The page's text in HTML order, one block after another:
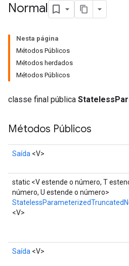
Normal
Nesta página
Métodos Públicos
Métodos herdados
Métodos Públicos
classe final pública
Métodos Públicos
Saída <V>
static <V estende o número, T
número, U estende o número>
<V>
Saída <V>